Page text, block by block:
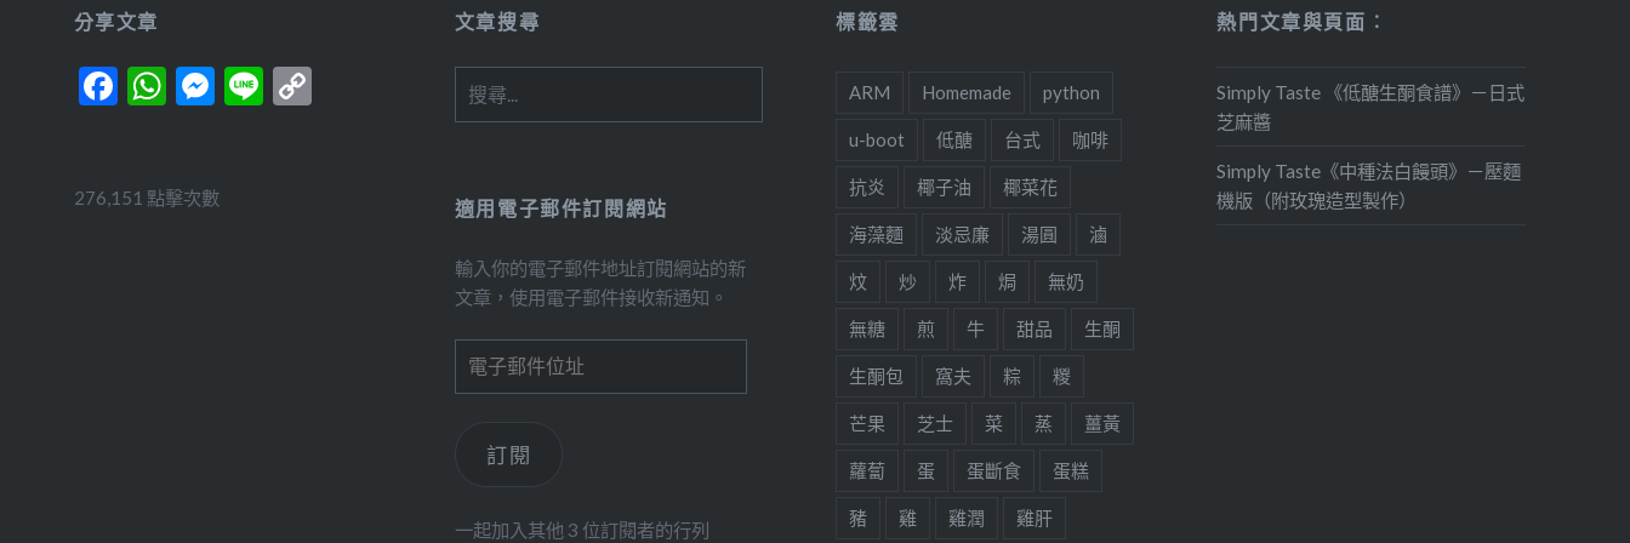
分享文章
Facebook
WhatsApp
Messenger
LineCopy
文章搜尋
搜
尋
字:
標籤雲
ARM Homemade python
u-boot 低醣 台式 咖啡
抗炎 椰子油 椰菜花
海藻麵 淡忌廉 湯圓 滷
炆 炒 炸 焗 無奶
無糖 煎 牛 甜品 生酮
生酮包 窩夫 粽 糉
芒果 芝士 菜 蒸 薑黃
蘿蔔 蛋 蛋斷食 蛋糕
豬 雞 雞潤 雞肝
熱門文章與頁面︰
Simply Taste 《低醣生酮食譜》－日式
芝麻醬
Simply Taste《中種法白饅頭》－壓麵
機版（附玫瑰造型製作）
276,151 點擊次數 適用電子郵件訂閱網站
輸入你的電子郵件地址訂閱網站的新
文章，使用電子郵件接收新通知。
訂閱
一起加入其他 3 位訂閱者的行列